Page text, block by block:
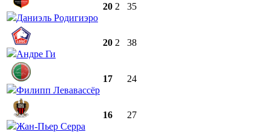
Даниэль Родигиэро
20 2 35
Андре Ги
20 2 38
Филипп Левавассёр
17 24
Жан-Пьер Серра
16 27